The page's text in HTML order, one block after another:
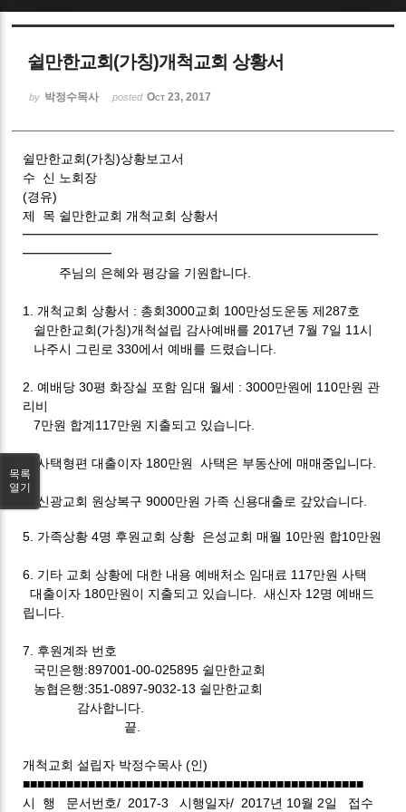
쉴만한교회(가칭)개척교회 상황서
by 박정수목사 posted Oct 23, 2017
쉴만한교회(가칭)상황보고서
수 신 노회장
(경유)
제 목 쉴만한교회 개척교회 상황서
━━━━━━━━━━━━━━━━━━━━━━━━━━━━
━━━━━━━
주님의 은혜와 평강을 기원합니다.
1. 개척교회 상황서 : 총회3000교회 100만성도운동 제287호
쉴만한교회(가칭)개척설립 감사예배를 2017년 7월 7일 11시
나주시 그린로 330에서 예배를 드렸습니다.
2. 예배당 30평 화장실 포함 임대 월세 : 3000만원에 110만원 관
리비
7만원 합계117만원 지출되고 있습니다.
3. 사택형편 대출이자 180만원 사택은 부동산에 매매중입니다.
4. 신광교회 원상복구 9000만원 가족 신용대출로 갚았습니다.
5. 가족상황 4명 후원교회 상황 은성교회 매월 10만원 합10만원
6. 기타 교회 상황에 대한 내용 예배처소 임대료 117만원 사택
대출이자 180만원이 지출되고 있습니다. 새신자 12명 예배드
립니다.
7. 후원계좌 번호
국민은행:897001-00-025895 쉴만한교회
농협은행:351-0897-9032-13 쉴만한교회
감사합니다.
끝.
개척교회 설립자 박정수목사 (인)
■■■■■■■■■■■■■■■■■■■■■■■■■■■■■■■■■■■■■■■■■■■■■■■
시 행 문서번호/ 2017-3 시행일자/ 2017년 10월 2일 접수
목록
열기
Sketchbook5, 스케치북5
Sketchbook5, 스케치북5